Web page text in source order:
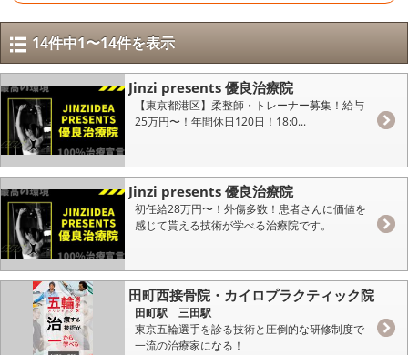
14件中1〜14件を表示
Jinzi presents 優良治療院
【東京都港区】柔整師・トレーナー募集！給与
25万円〜！年間休日120日！18:0...
Jinzi presents 優良治療院
初任給28万円〜！外傷多数！患者さんに価値を
感じて貰える技術が学べる治療院です。
田町西接骨院・カイロプラクティック院
田町駅 三田駅
東京五輪選手を診る技術と圧倒的な研修制度で
一流の治療家になる！